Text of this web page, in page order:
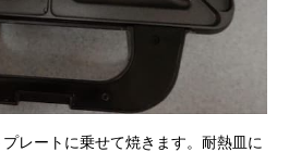
レートに乗せて焼きます。耐熱皿に